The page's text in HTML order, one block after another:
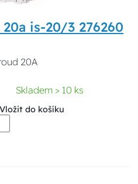
is-20/3 276260
20A
Skladem > 10 ks
Vložit do košíku